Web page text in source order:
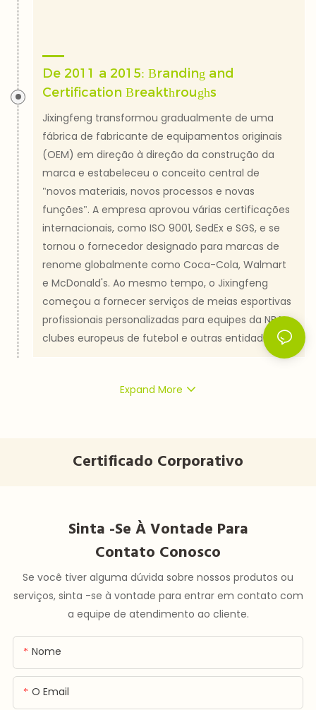
De 2011 a 2015: Branding and
Certification Breakthroughs
Jixingfeng transformou gradualmente de uma
fábrica de fabricante de equipamentos originais
(OEM) em direção à direção da construção da
marca e estabeleceu o conceito central de
"novos materiais, novos processos e novas
funções". A empresa aprovou várias certificações
internacionais, como ISO 9001, SedEx e SGS, e se
tornou o fornecedor designado para marcas de
renome globalmente como Coca-Cola, Walmart
e McDonald's. Ao mesmo tempo, o Jixingfeng
começou a fornecer serviços de meias esportivas
profissionais personalizadas para equipes da NBA,
clubes europeus de futebol e outras entidades
Expand More
Certificado Corporativo
Sinta -se À Vontade Para
Contato Conosco
Se você tiver alguma dúvida sobre nossos produtos ou
serviços, sinta -se à vontade para entrar em contato com
a equipe de atendimento ao cliente.
Nome
O Email